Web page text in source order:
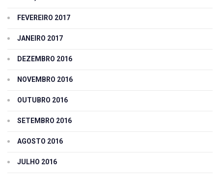
FEVEREIRO 2017
JANEIRO 2017
DEZEMBRO 2016
NOVEMBRO 2016
OUTUBRO 2016
SETEMBRO 2016
AGOSTO 2016
JULHO 2016